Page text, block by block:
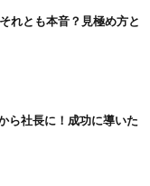
れとも本音？見極め方と
ら社長に！成功に導いた